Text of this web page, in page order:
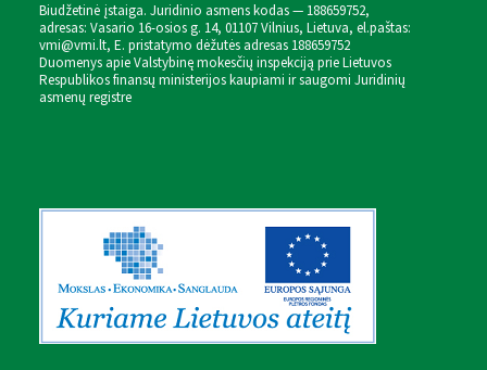
Biudžetinė įstaiga. Juridinio asmens kodas — 188659752,
adresas: Vasario 16-osios g. 14, 01107 Vilnius, Lietuva, el.paštas:
vmi@vmi.lt, E. pristatymo dėžutės adresas 188659752
Duomenys apie Valstybinę mokesčių inspekciją prie Lietuvos
Respublikos finansų ministerijos kaupiami ir saugomi Juridinių
asmenų registre